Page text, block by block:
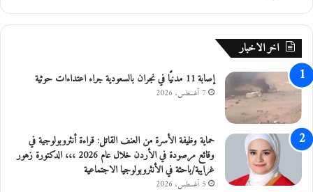
اخر الاخبار
إصابة 11 مدنيًا في نجران بالسعودية جراء اعتداءات حوثية
7 أغسطس، 2026
حماية وظيفة الأسرة من العنف القاتل: قراءة أنثروبولوجية في
وقائع مرصودة في الأردن خلال عام 2026 ،،، الدكتورة زهور
غرايبة/باحثة في الأنثروبولوجيا الاجتماعية
5 أغسطس، 2026